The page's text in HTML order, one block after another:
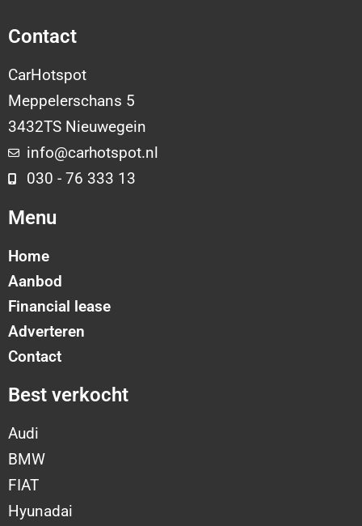
Contact
CarHotspot
Meppelerschans 5
3432TS Nieuwegein
info@carhotspot.nl
030 - 76 333 13
Menu
Home
Aanbod
Financial lease
Adverteren
Contact
Best verkocht
Audi
BMW
FIAT
Hyunadai